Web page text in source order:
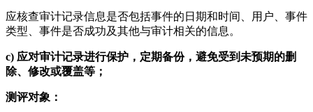
应核查审计记录信息是否包括事件的日期和时间、用户、事件
类型、事件是否成功及其他与审计相关的信息。
c) 应对审计记录进行保护，定期备份，避免受到未预期的删
除、修改或覆盖等；
测评对象：